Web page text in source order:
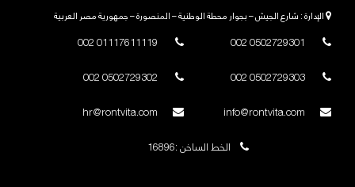
الإدارة : شارع الجيش – بجوار محطة الوطنية – المنصورة – جمهورية مصر العربية
الخط الساخن :16896